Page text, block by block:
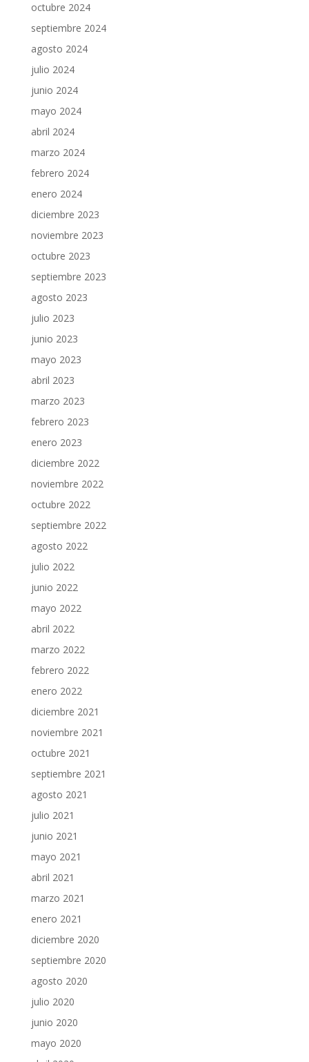
octubre 2024
septiembre 2024
agosto 2024
julio 2024
junio 2024
mayo 2024
abril 2024
marzo 2024
febrero 2024
enero 2024
diciembre 2023
noviembre 2023
octubre 2023
septiembre 2023
agosto 2023
julio 2023
junio 2023
mayo 2023
abril 2023
marzo 2023
febrero 2023
enero 2023
diciembre 2022
noviembre 2022
octubre 2022
septiembre 2022
agosto 2022
julio 2022
junio 2022
mayo 2022
abril 2022
marzo 2022
febrero 2022
enero 2022
diciembre 2021
noviembre 2021
octubre 2021
septiembre 2021
agosto 2021
julio 2021
junio 2021
mayo 2021
abril 2021
marzo 2021
enero 2021
diciembre 2020
septiembre 2020
agosto 2020
julio 2020
junio 2020
mayo 2020